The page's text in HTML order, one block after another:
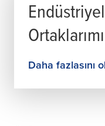
Endüstriyel
Daha fazlasını